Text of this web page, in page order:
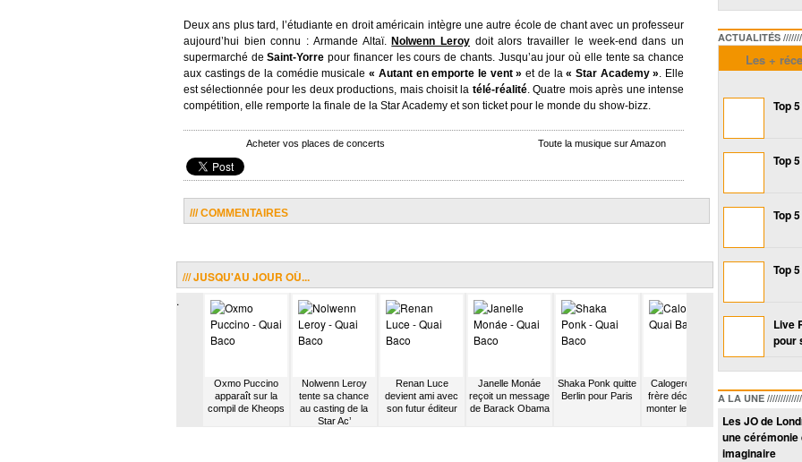
Deux ans plus tard, l’étudiante en droit américain intègre une autre école de chant avec un professeur
aujourd’hui bien connu : Armande Altaï. Nolwenn Leroy doit alors travailler le week-end dans un
supermarché deSaint-Yorre pour financer les cours de chants. Jusqu’au jour où elle tente sa chance
aux castings de la comédie musicale« Autant en emporte le vent » et de la« Star Academy ». Elle
est sélectionnée pour les deux productions, mais choisit la télé-réalité. Quatre mois après une intense
compétition, elle remporte la finale de la Star Academy et son ticket pour le monde du show-bizz.
Acheter vos places de concerts Toute la musique sur Amazon
/// COMMENTAIRES
/// JUSQU'AU JOUR OÙ...
.
Oxmo Puccino
apparaît sur la
compil de Kheops
Nolwenn Leroy
tente sa chance
au casting de la
Star Ac’
Renan Luce
devient ami avec
son futur éditeur
Janelle Monáe
reçoit un message
de Barack Obama
Shaka Ponk quitte
Berlin pour Paris
Calogero et son
frère décident de
monter les Charts
sépare et
« General...
ACTUALITÉS
Les +
Top
Top
Top
Top
Live
pour
A LA UNE
Les JO de
une
imaginaire